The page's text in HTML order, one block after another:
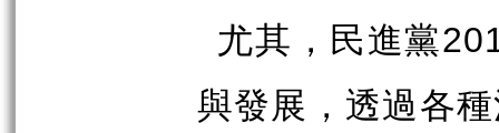
尤其，民進黨
與發展，透過各